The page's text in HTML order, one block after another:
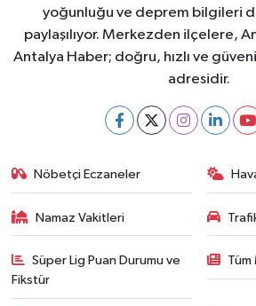
yoğunluğu ve deprem bilgileri
paylaşılıyor. Merkezden ilçelere,
Antalya Haber; doğru, hızlı ve
adresidir.
Nöbetçi Eczaneler
Namaz Vakitleri
Süper Lig Puan Durumu ve
Fikstür